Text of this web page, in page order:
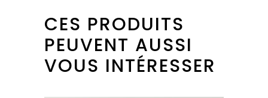
CES PRODUITS
PEUVENT AUSSI
VOUS INTÉRESSER